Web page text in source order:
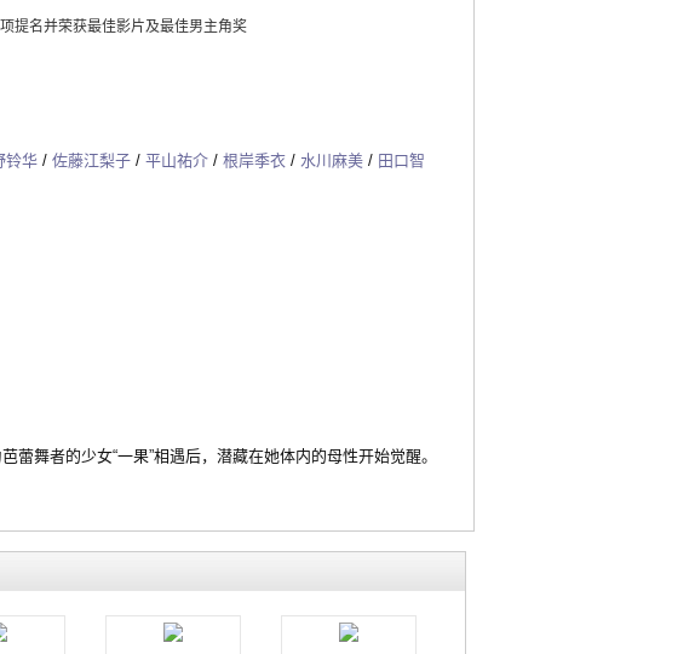
提名并荣获最佳影片及最佳男主角奖
铃华 / 佐藤江梨子 / 平山祐介 / 根岸季衣 / 水川麻美 / 田口智
舞者的少女“一果”相遇后，潜藏在她体内的母性开始觉醒。